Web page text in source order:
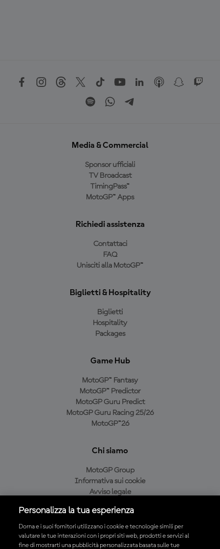
Media & Commercial
Sponsor ufficiali
TV Broadcast
TimingPass™
MotoGP™ Apps
Richiedi assistenza
Contattaci
FAQ
Unisciti alla MotoGP™
Biglietti & Hospitality
Biglietti
Hospitality
Packages
Game Hub
MotoGP™ Fantasy
MotoGP™ Predictor
MotoGP Guru Predict
MotoGP Guru Racing 25/26
MotoGP™26
Chi siamo
MotoGP Group
Informativa sui cookie
Avviso legale
Condizioni di acquisto
Personalizza la tua esperienza
Dorna e i suoi fornitori utilizzano i cookie e tecnologie simili per
valutare le tue interazioni con i propri siti web, prodotti e servizi al
fine di mostrarti una pubblicità personalizzata basata sulle tue